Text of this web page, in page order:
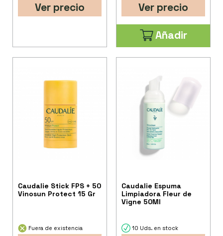
Ver precio Ver precio
Añadir
Caudalie Stick FPS + 50
Vinosun Protect 15 Gr
Fuera de existencia
Caudalie Espuma
Limpiadora Fleur de
Vigne 50Ml
10 Uds. en stock